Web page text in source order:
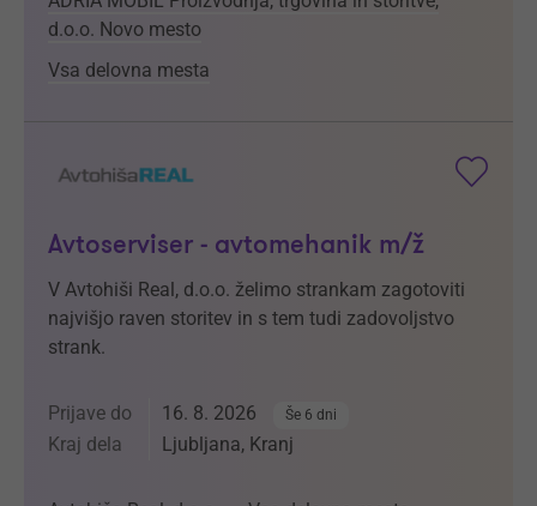
d.o.o. Novo mesto
Vsa delovna mesta
Avtoserviser - avtomehanik m/ž
V Avtohiši Real, d.o.o. želimo strankam zagotoviti
najvišjo raven storitev in s tem tudi zadovoljstvo
strank.
Prijave do 16. 8. 2026 Še 6 dni
Kraj dela Ljubljana, Kranj